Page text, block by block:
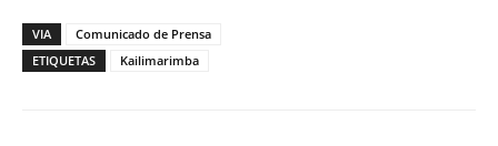
VIA
Comunicado de Prensa
ETIQUETAS
Kailimarimba